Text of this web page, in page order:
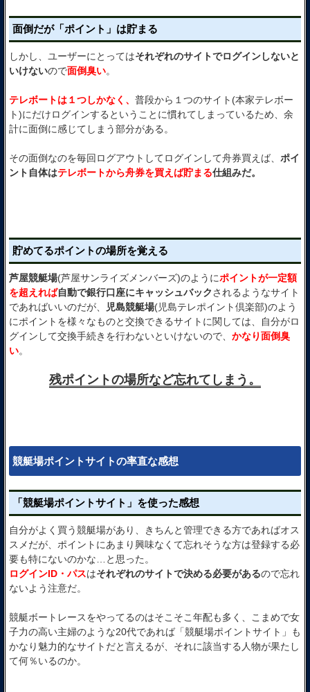
面倒だが「ポイント」は貯まる
しかし、ユーザーにとってはそれぞれのサイトでログインしないと
いけないので面倒臭い。
テレボートは１つしかなく、 普段から１つのサイト(本家テレボー
ト)にだけログインするということに慣れてしまっているため、余
計に面倒に感じてしまう部分がある。
その面倒なのを毎回ログアウトしてログインして舟券買えば、 ポイ
ント自体はテレボートから舟券を買えば貯まる仕組みだ。
貯めてるポイントの場所を覚える
芦屋競艇場(芦屋サンライズメンバーズ)のようにポイントが一定額
を超えれば自動で銀行口座にキャッシュバックされるようなサイト
であればいいのだが、
児島競艇場(児島テレポイント倶楽部)のよう
にポイントを様々なものと交換できるサイトに関しては、自分がロ
グインして交換手続きを行わないといけないので、 かなり面倒臭
い。
残ポイントの場所など忘れてしまう。
競艇場ポイントサイトの率直な感想
「競艇場ポイントサイト」を使った感想
自分がよく買う競艇場があり、きちんと管理できる方であればオス
スメだが、ポイントにあまり興味なくて忘れそうな方は登録する必
要も特にないのかな…と思った。
ログインID・パスはそれぞれのサイトで決める必要があるので忘れ
ないよう注意だ。
競艇ボートレースをやってるのはそこそこ年配も多く、こまめで女
子力の高い主婦のような20代であれば「競艇場ポイントサイト」も
かなり魅力的なサイトだと言えるが、それに該当する人物が果たし
て何％いるのか。